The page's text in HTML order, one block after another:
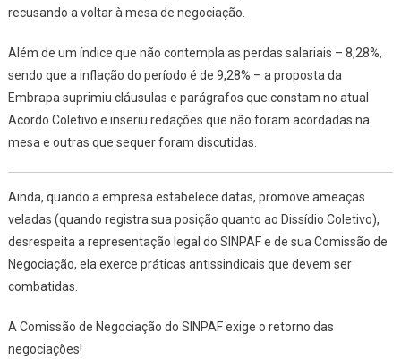
recusando a voltar à mesa de negociação.
Além de um índice que não contempla as perdas salariais – 8,28%,
sendo que a inflação do período é de 9,28% – a proposta da
Embrapa suprimiu cláusulas e parágrafos que constam no atual
Acordo Coletivo e inseriu redações que não foram acordadas na
mesa e outras que sequer foram discutidas.
Ainda, quando a empresa estabelece datas, promove ameaças
veladas (quando registra sua posição quanto ao Dissídio Coletivo),
desrespeita a representação legal do SINPAF e de sua Comissão de
Negociação, ela exerce práticas antissindicais que devem ser
combatidas.
A Comissão de Negociação do SINPAF exige o retorno das
negociações!